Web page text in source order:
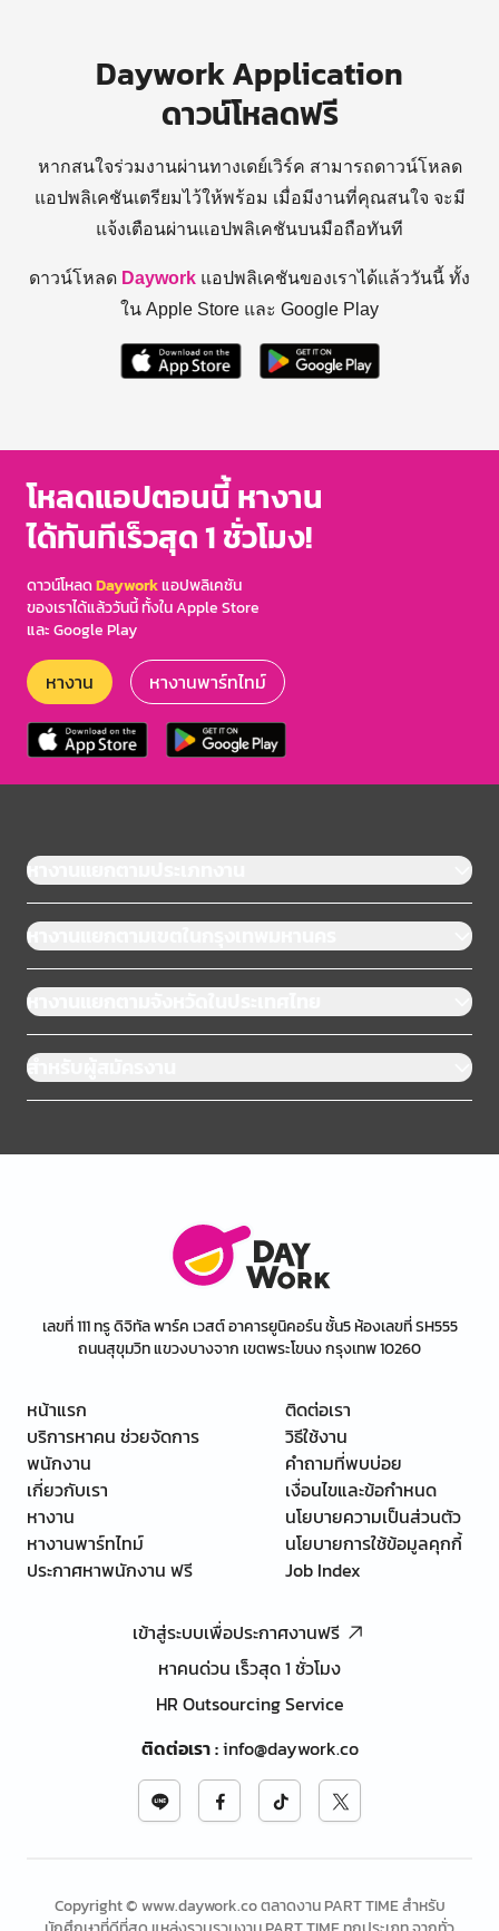
Daywork Application
ดาวน์โหลดฟรี
หากสนใจร่วมงานผ่านทางเดย์เวิร์ค สามารถดาวน์โหลด
แอปพลิเคชันเตรียมไว้ให้พร้อม เมื่อมีงานที่คุณสนใจ จะมี
แจ้งเตือนผ่านแอปพลิเคชันบนมือถือทันที
ดาวน์โหลด Daywork แอปพลิเคชันของเราได้แล้ววันนี้ ทั้ง
ใน Apple Store และ Google Play
โหลดแอปตอนนี้ หางาน
ได้ทันทีเร็วสุด 1 ชั่วโมง!
ดาวน์โหลดDayworkแอปพลิเคชัน
ของเราได้แล้ววันนี้ ทั้งใน Apple Store
และ Google Play
หางาน หางานพาร์ทไทม์
หางานแยกตามประเภทงาน
หางานแยกตามเขตในกรุงเทพมหานคร
หางานแยกตามจังหวัดในประเทศไทย
สำหรับผู้สมัครงาน
เลขที่ 111 ทรู ดิจิทัล พาร์ค เวสต์ อาคารยูนิคอร์น ชั้น5 ห้องเลขที่ SH555
ถนนสุขุมวิท แขวงบางจาก เขตพระโขนง กรุงเทพ 10260
หน้าแรก
บริการหาคน ช่วยจัดการ
พนักงาน
เกี่ยวกับเรา
หางาน
หางานพาร์ทไทม์
ประกาศหาพนักงาน ฟรี
ติดต่อเรา
วิธีใช้งาน
คำถามที่พบบ่อย
เงื่อนไขและข้อกำหนด
นโยบายความเป็นส่วนตัว
นโยบายการใช้ข้อมูลคุกกี้
Job Index
เข้าสู่ระบบเพื่อประกาศงานฟรี
หาคนด่วน เร็วสุด 1 ชั่วโมง
HR Outsourcing Service
ติดต่อเรา:info@daywork.co
Copyright © www.daywork.co ตลาดงาน PART TIME สำหรับ